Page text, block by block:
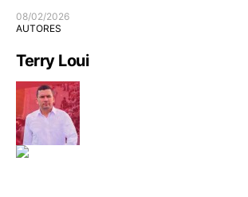
08/02/2026
AUTORES
Terry Loui